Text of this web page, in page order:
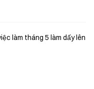
làm tháng 5 làm dấy lên